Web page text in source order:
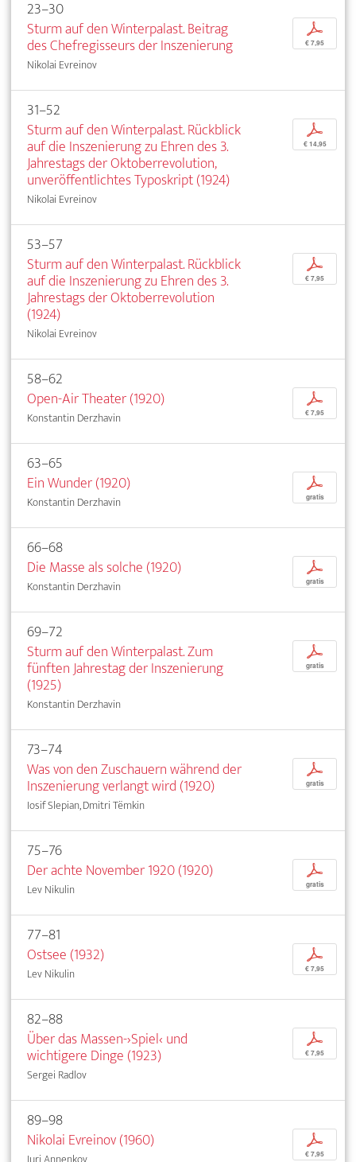
23–30
Sturm auf den Winterpalast. Beitrag
des Chefregisseurs der Inszenierung
Nikolai Evreinov
p
€ 7,95
31–52
Sturm auf den Winterpalast. Rückblick
auf die Inszenierung zu Ehren des 3.
Jahrestags der Oktoberrevolution,
unveröffentlichtes Typoskript (1924)
Nikolai Evreinov
p
€ 14,95
53–57
Sturm auf den Winterpalast. Rückblick
auf die Inszenierung zu Ehren des 3.
Jahrestags der Oktoberrevolution
(1924)
Nikolai Evreinov
p
€ 7,95
58–62
Open-Air Theater (1920)
Konstantin Derzhavin
p
€ 7,95
63–65
Ein Wunder (1920)
Konstantin Derzhavin
p
gratis
66–68
Die Masse als solche (1920)
Konstantin Derzhavin
p
gratis
69–72
Sturm auf den Winterpalast. Zum
fünften Jahrestag der Inszenierung
(1925)
Konstantin Derzhavin
p
gratis
73–74
Was von den Zuschauern während der
Inszenierung verlangt wird (1920)
Iosif Slepian, Dmitri Tëmkin
p
gratis
75–76
Der achte November 1920 (1920)
Lev Nikulin
p
gratis
77–81
Ostsee (1932)
Lev Nikulin
p
€ 7,95
82–88
Über das Massen-›Spiel‹ und
wichtigere Dinge (1923)
Sergei Radlov
p
€ 7,95
89–98
Nikolai Evreinov (1960)
p
€ 7,95